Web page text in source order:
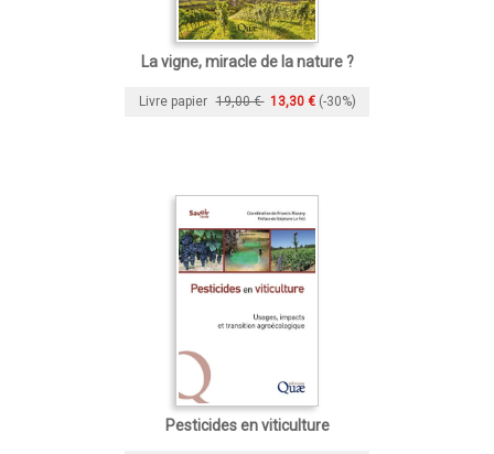
La vigne, miracle de la nature ?
Livre papier 19,00 € 13,30 € (-30%)
Pesticides en viticulture